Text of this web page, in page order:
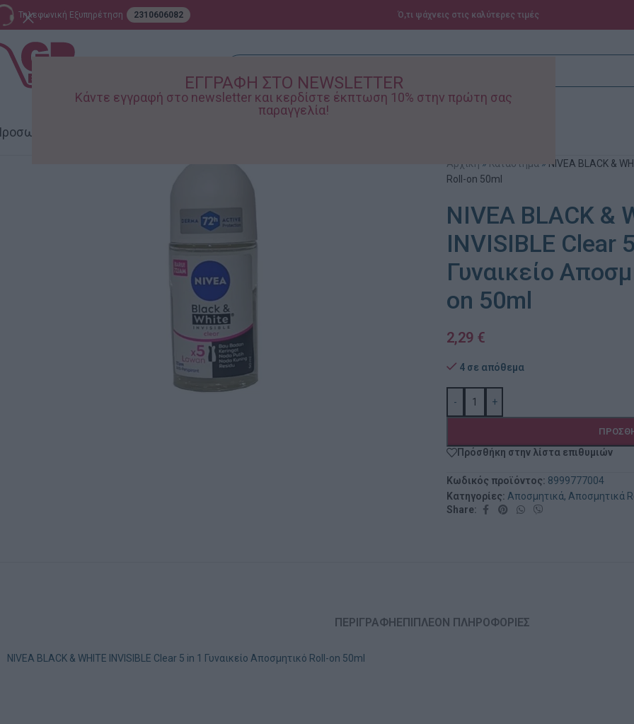
ΕΓΓΡΑΦΗ ΣΤΟ NEWSLETTER
Κάντε εγγραφή στο newsletter και κερδίστε έκπτωση 10% στην πρώτη σας
παραγγελία!
Τηλεφωνική Εξυπηρέτηση 2310606082 Ό,τι ψάχνεις στις καλύτερες τιμές
Φροντίδα
Αρχική » Κατάστημα » NIVEA BLACK &
Roll-on 50ml
NIVEA BLACK &
INVISIBLE Clear
Γυναικείο
on 50ml
2,29 €
4 σε απόθεμα
- +
Πρόσθήκη στην λίστα επιθυμιών
Κωδικός προϊόντος: 8999777004
Κατηγορίες: Αποσμητικά, Αποσμητικά
Share:
ΠΕΡΙΓΡΑΦΉ ΕΠΙΠΛΈΟΝ ΠΛΗΡΟΦΟΡΊΕΣ
NIVEA BLACK & WHITE INVISIBLE Clear 5 in 1 Γυναικείο Αποσμητικό Roll-on 50ml